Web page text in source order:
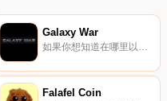
Galaxy War
Falafel Coin